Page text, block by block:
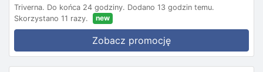
Triverna. Do końca 24 godziny. Dodano 13 godzin temu.
Skorzystano 11 razy.
new
Zobacz promocję